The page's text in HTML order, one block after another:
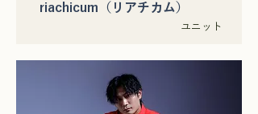
riachicum（リアチカム）
ユニット